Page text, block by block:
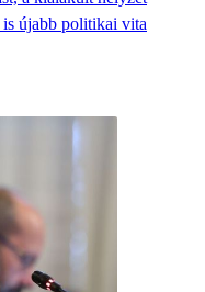
is újabb politikai vita